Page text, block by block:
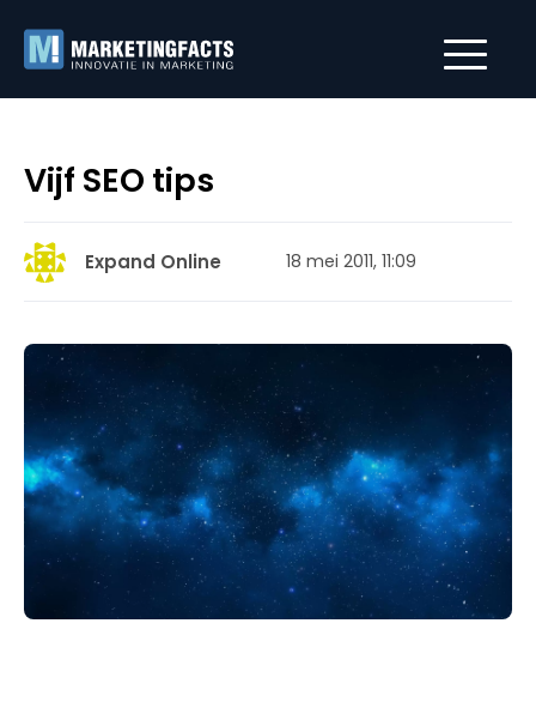
Vijf SEO tips
Expand Online 18 mei 2011, 11:09